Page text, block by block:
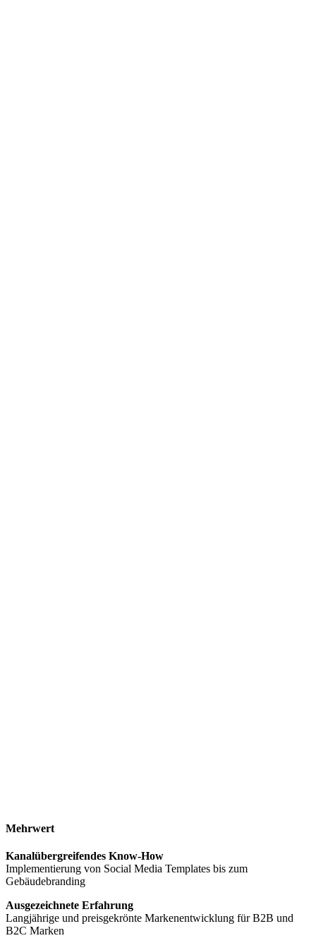
Mehrwert
Kanalübergreifendes Know-How
Implementierung von Social Media Templates bis zum
Gebäudebranding
Ausgezeichnete Erfahrung
Langjährige und preisgekrönte Markenentwicklung für B2B und
B2C Marken